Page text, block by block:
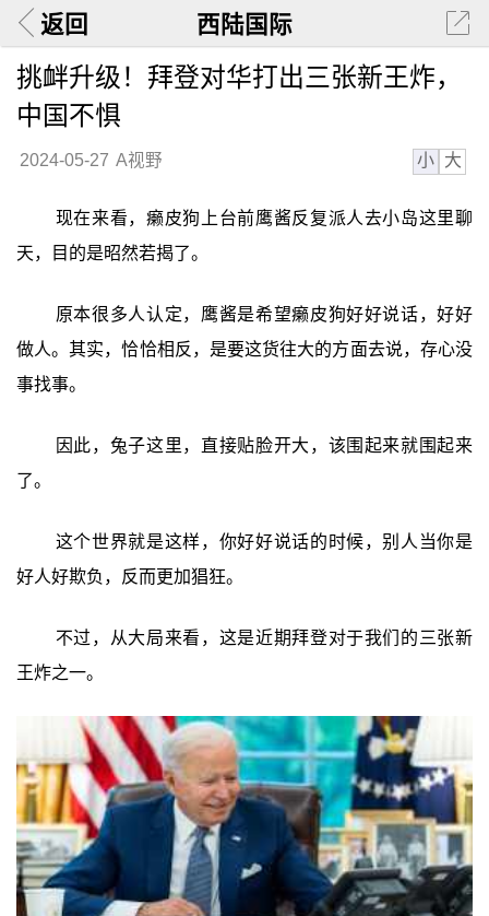
返回 西陆国际
挑衅升级！拜登对华打出三张新王炸，
中国不惧
2024-05-27 A视野 小 大
现在来看，癞皮狗上台前鹰酱反复派人去小岛这里聊
天，目的是昭然若揭了。
原本很多人认定，鹰酱是希望癞皮狗好好说话，好好
做人。其实，恰恰相反，是要这货往大的方面去说，存心没
事找事。
因此，兔子这里，直接贴脸开大，该围起来就围起来
了。
这个世界就是这样，你好好说话的时候，别人当你是
好人好欺负，反而更加猖狂。
不过，从大局来看，这是近期拜登对于我们的三张新
王炸之一。